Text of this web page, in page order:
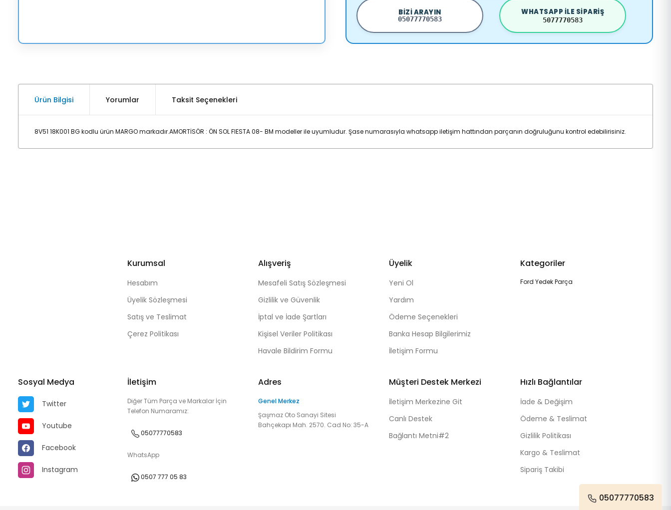
BIZI ARAYIN
05077770583
WHATSAPP ILE SIPARIŞ
5077770583
Ürün Bilgisi Yorumlar Taksit Seçenekleri
8V51 18K001 BG kodlu ürün MARGO markadır.AMORTİSÖR : ÖN SOL FIESTA 08- BM modeller ile uyumludur. Şase numarasıyla whatsapp iletişim hattından parçanın doğruluğunu kontrol edebilirisiniz.
Kurumsal
Hesabım
Üyelik Sözleşmesi
Satış ve Teslimat
Çerez Politikası
Alışveriş
Mesafeli Satış Sözleşmesi
Gizlilik ve Güvenlik
İptal ve İade Şartları
Kişisel Veriler Politikası
Havale Bildirim Formu
Üyelik
Yeni Ol
Yardım
Ödeme Seçenekleri
Banka Hesap Bilgilerimiz
İletişim Formu
Kategoriler
Ford Yedek Parça
Sosyal Medya
Twitter
Youtube
Facebook
Instagram
İletişim
Diğer Tüm Parça ve Markalar İçin
Telefon Numaramız:
05077770583
WhatsApp
0507 777 05 83
Adres
Genel Merkez
Şaşmaz Oto Sanayi Sitesi
Bahçekapı Mah. 2570. Cad No: 35-A
Müşteri Destek Merkezi
İletişim Merkezine Git
Canlı Destek
Bağlantı Metni#2
Hızlı Bağlantılar
İade & Değişim
Ödeme & Teslimat
Gizlilik Politikası
Kargo & Teslimat
Sipariş Takibi
05077770583